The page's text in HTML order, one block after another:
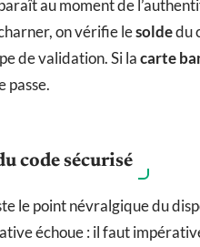
au moment de
on vérifie lesoldedu
de validation. Si lacarte
passe.
code sécurisé
le point névralgique du
échoue : il faut